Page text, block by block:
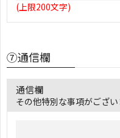
(上限200文字)
⑦通信欄
通信欄
その他特別な事項がござ